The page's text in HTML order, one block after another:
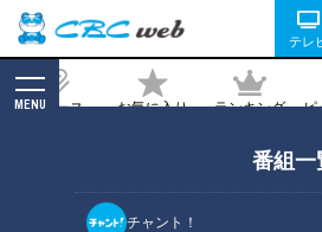
テレ
ニュース お気に入り ランキング ピ
MENU
番組一
チャント！
イク予想！新戦力も注目候